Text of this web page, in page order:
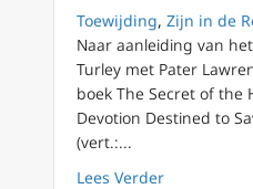
Toewijding, Zijn in de
Naar aanleiding van
Turley met Pater
boek The Secret of the
Devotion Destined to
(vert.:...
Lees Verderabout